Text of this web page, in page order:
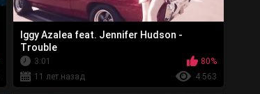
Iggy Azalea feat. Jennifer Hudson -
Trouble
3:01
80%
11 лет назад
4 563